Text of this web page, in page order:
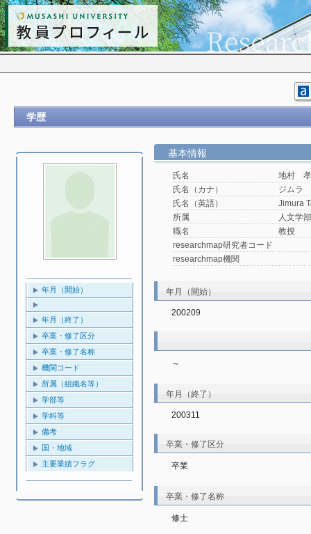
学歴
年月（開始）
年月（終了）
卒業・修了区分
卒業・修了名称
機関コード
所属（組織名等）
学部等
学科等
備考
国・地域
主要業績フラグ
基本情報
氏名
地村
氏名（カナ）
ジムラ
氏名（英語）
Jimura
所属
人文学
職名
教授
researchmap研究者コード
researchmap機関
年月（開始）
200209
～
年月（終了）
200311
卒業・修了区分
卒業
卒業・修了名称
修士